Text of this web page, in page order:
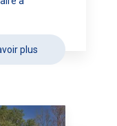
plus